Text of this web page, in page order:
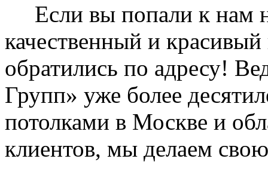
Если вы попали к нам
качественный и
обратились по адресу!
Групп» уже более
потолками в Москве и
клиентов, мы делаем